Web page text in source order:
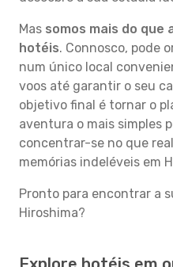
Mas somos mais do que
hotéis. Connosco, pode
num único local
voos até garantir o seu
objetivo final é tornar o
aventura o mais simples
concentrar-se no que
memórias indeléveis em
Pronto para encontrar a
Hiroshima?